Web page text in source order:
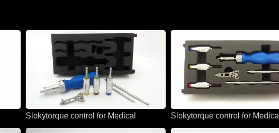
Slokytorque control for Medical Slokytorque control for Medical